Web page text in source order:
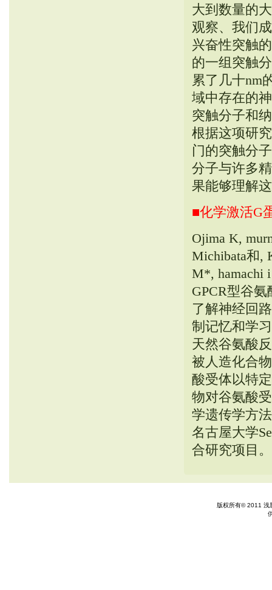
大到数量的
观察、我们
兴奋性突触
的一组突触
累了几十nm
域中存在的
突触分子和
根据这项研
门的突触分
分子与许多
果能够理解
■化学激活G
Ojima K,
Michibata和,
M*, hamachi
GPCR型谷
了解神经回
制记忆和学
天然谷氨酸
被人造化合
酸受体以特
物对谷氨酸
学遗传学方
名古屋大学
合研究项目
版权所有© 2011 浅